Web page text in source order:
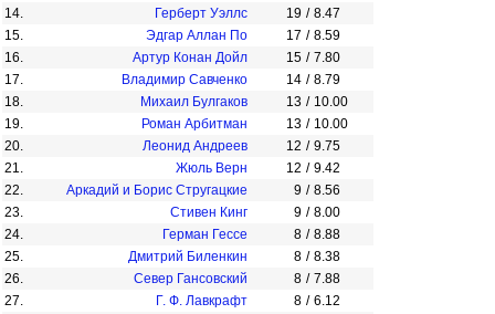
14.
Герберт Уэллс 19 / 8.47
15.
Эдгар Аллан По 17 / 8.59
16.
Артур Конан Дойл 15 / 7.80
17.
Владимир Савченко 14 / 8.79
18.
Михаил Булгаков 13 / 10.00
19.
Роман Арбитман 13 / 10.00
20.
Леонид Андреев 12 / 9.75
21.
Жюль Верн 12 / 9.42
22.
Аркадий и Борис Стругацкие 9 / 8.56
23.
Стивен Кинг 9 / 8.00
24.
Герман Гессе 8 / 8.88
25.
Дмитрий Биленкин 8 / 8.38
26.
Север Гансовский 8 / 7.88
27.
Г. Ф. Лавкрафт 8 / 6.12